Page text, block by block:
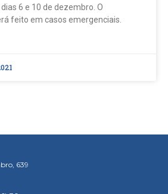
6 e 10 de dezembro. O
feito em casos emergenciais.
639